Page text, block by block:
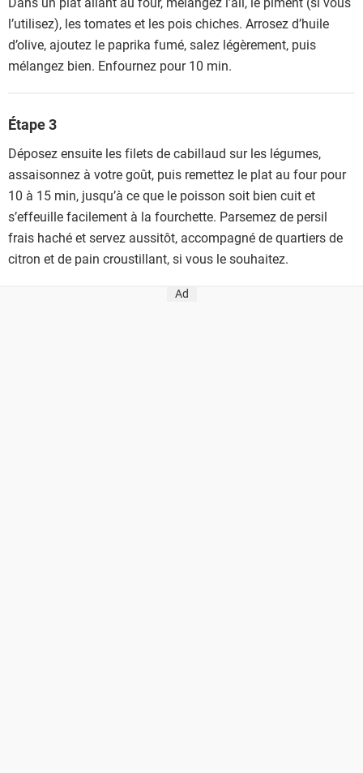
l’utilisez), les tomates et les pois chiches. Arrosez d’huile
d’olive, ajoutez le paprika fumé, salez légèrement, puis
mélangez bien. Enfournez pour 10 min.
Étape 3
Déposez ensuite les filets de cabillaud sur les légumes,
assaisonnez à votre goût, puis remettez le plat au four pour
10 à 15 min, jusqu’à ce que le poisson soit bien cuit et
s’effeuille facilement à la fourchette. Parsemez de persil
frais haché et servez aussitôt, accompagné de quartiers de
citron et de pain croustillant, si vous le souhaitez.
Ad